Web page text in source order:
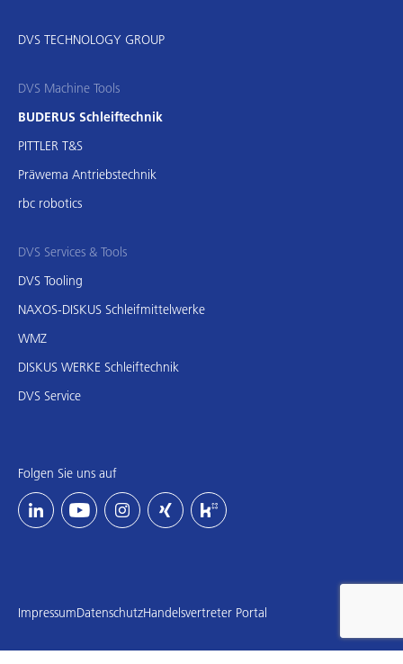
DVS TECHNOLOGY GROUP
DVS Machine Tools
BUDERUS Schleiftechnik
PITTLER T&S
Präwema Antriebstechnik
rbc robotics
DVS Services & Tools
DVS Tooling
NAXOS-DISKUS Schleifmittelwerke
WMZ
DISKUS WERKE Schleiftechnik
DVS Service
Folgen Sie uns auf
ImpressumDatenschutzHandelsvertreter Portal